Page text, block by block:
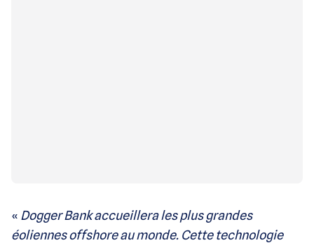
« Dogger Bank accueillera les plus grandes
éoliennes offshore au monde. Cette technologie